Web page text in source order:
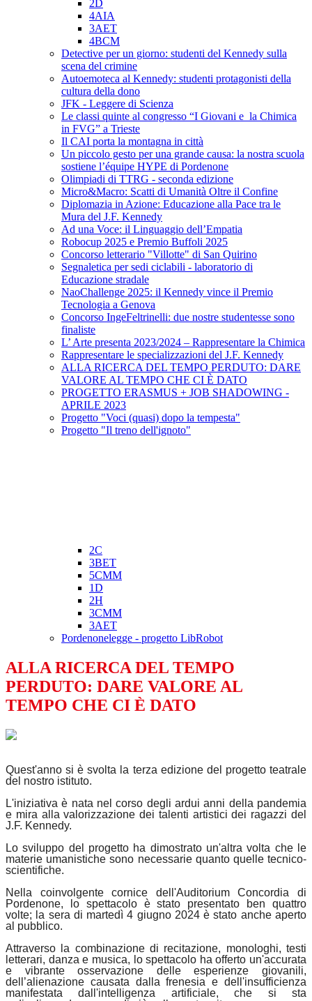
2D
4AIA
3AET
4BCM
Detective per un giorno: studenti del Kennedy sulla
scena del crimine
Autoemoteca al Kennedy: studenti protagonisti della
cultura della dono
JFK - Leggere di Scienza
Le classi quinte al congresso “I Giovani e la Chimica
in FVG” a Trieste
Il CAI porta la montagna in città
Un piccolo gesto per una grande causa: la nostra scuola
sostiene l’équipe HYPE di Pordenone
Olimpiadi di TTRG - seconda edizione
Micro&Macro: Scatti di Umanità Oltre il Confine
Diplomazia in Azione: Educazione alla Pace tra le
Mura del J.F. Kennedy
Ad una Voce: il Linguaggio dell’Empatia
Robocup 2025 e Premio Buffoli 2025
Concorso letterario "Villotte" di San Quirino
Segnaletica per sedi ciclabili - laboratorio di
Educazione stradale
NaoChallenge 2025: il Kennedy vince il Premio
Tecnologia a Genova
Concorso IngeFeltrinelli: due nostre studentesse sono
finaliste
L’ Arte presenta 2023/2024 – Rappresentare la Chimica
Rappresentare le specializzazioni del J.F. Kennedy
ALLA RICERCA DEL TEMPO PERDUTO: DARE
VALORE AL TEMPO CHE CI È DATO
PROGETTO ERASMUS + JOB SHADOWING -
APRILE 2023
Progetto "Voci (quasi) dopo la tempesta"
Progetto "Il treno dell'ignoto"
2C
3BET
5CMM
1D
2H
3CMM
3AET
Pordenonelegge - progetto LibRobot
ALLA RICERCA DEL TEMPO
PERDUTO: DARE VALORE AL
TEMPO CHE CI È DATO
Quest'anno si è svolta la terza edizione del progetto teatrale
del nostro istituto.
L'iniziativa è nata nel corso degli ardui anni della pandemia
e mira alla valorizzazione dei talenti artistici dei ragazzi del
J.F. Kennedy.
Lo sviluppo del progetto ha dimostrato un'altra volta che le
materie umanistiche sono necessarie quanto quelle tecnico-
scientifiche.
Nella coinvolgente cornice dell'Auditorium Concordia di
Pordenone, lo spettacolo è stato presentato ben quattro
volte; la sera di martedì 4 giugno 2024 è stato anche aperto
al pubblico.
Attraverso la combinazione di recitazione, monologhi, testi
letterari, danza e musica, lo spettacolo ha offerto un'accurata
e vibrante osservazione delle esperienze giovanili,
dell’alienazione causata dalla frenesia e dell'insufficienza
manifestata dall'intelligenza artificiale, che si sta